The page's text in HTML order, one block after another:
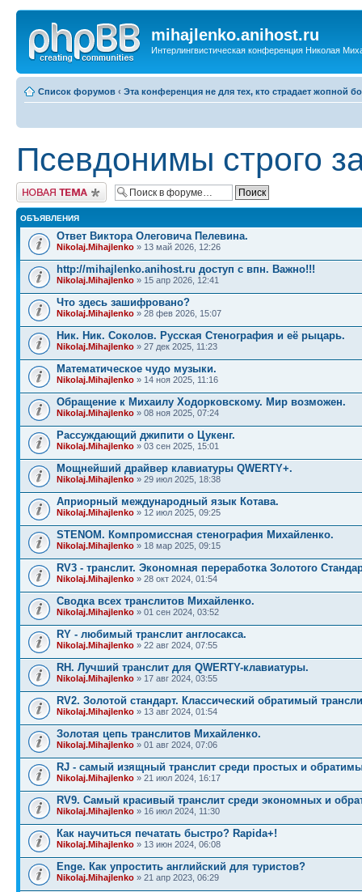
mihajlenko.anihost.ru
Интерлингвистическая конференция Николая
Список форумов ‹ Эта конференция не для тех, кто страдает жопной
Псевдонимы строго
Новая тема
ОБЪЯВЛЕНИЯ
Ответ Виктора Олеговича Пелевина.
Nikolaj.Mihajlenko » 13 май 2026, 12:26
http://mihajlenko.anihost.ru доступ с впн. Важно!!!
Nikolaj.Mihajlenko » 15 апр 2026, 12:41
Что здесь зашифровано?
Nikolaj.Mihajlenko » 28 фев 2026, 15:07
Ник. Ник. Соколов. Русская Стенография и её рыцарь.
Nikolaj.Mihajlenko » 27 дек 2025, 11:23
Математическое чудо музыки.
Nikolaj.Mihajlenko » 14 ноя 2025, 11:16
Обращение к Михаилу Ходорковскому. Мир возможен.
Nikolaj.Mihajlenko » 08 ноя 2025, 07:24
Рассуждающий джипити о Цукенг.
Nikolaj.Mihajlenko » 03 сен 2025, 15:01
Мощнейший драйвер клавиатуры QWERTY+.
Nikolaj.Mihajlenko » 29 июл 2025, 18:38
Априорный международный язык Котава.
Nikolaj.Mihajlenko » 12 июл 2025, 09:25
STENOM. Компромиссная стенография Михайленко.
Nikolaj.Mihajlenko » 18 мар 2025, 09:15
RV3 - транслит. Экономная переработка Золотого
Nikolaj.Mihajlenko » 28 окт 2024, 01:54
Сводка всех транслитов Михайленко.
Nikolaj.Mihajlenko » 01 сен 2024, 03:52
RY - любимый транслит англосакса.
Nikolaj.Mihajlenko » 22 авг 2024, 07:55
RH. Лучший транслит для QWERTY-клавиатуры.
Nikolaj.Mihajlenko » 17 авг 2024, 03:55
RV2. Золотой стандарт. Классический обратимый
Nikolaj.Mihajlenko » 13 авг 2024, 01:54
Золотая цепь транслитов Михайленко.
Nikolaj.Mihajlenko » 01 авг 2024, 07:06
RJ - самый изящный транслит среди простых и
Nikolaj.Mihajlenko » 21 июл 2024, 16:17
RV9. Самый красивый транслит среди экономных и
Nikolaj.Mihajlenko » 16 июл 2024, 11:30
Как научиться печатать быстро? Rapida+!
Nikolaj.Mihajlenko » 13 июн 2024, 06:08
Enge. Как упростить английский для туристов?
Nikolaj.Mihajlenko » 21 апр 2023, 06:29